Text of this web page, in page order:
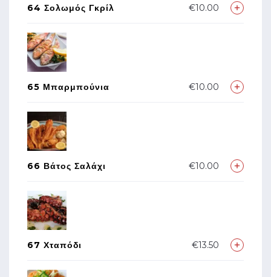
64 Σολωμός Γκρίλ €10.00
65 Μπαρμπούνια €10.00
66 Βάτος Σαλάχι €10.00
67 Χταπόδι €13.50